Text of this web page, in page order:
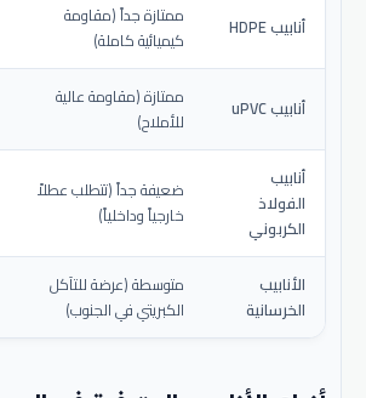
أنابيب HDPE
ممتازة جداً (مقاومة
كيميائية كاملة)
أنابيب uPVC
ممتازة (مقاومة عالية
للأملاح)
أنابيب
الفولاذ
الكربوني
ضعيفة جداً (تتطلب عطلاً
خارجياً وداخلياً)
الأنابيب
الخرسانية
متوسطة (عرضة للتآكل
الكبريتي في الجنوب)